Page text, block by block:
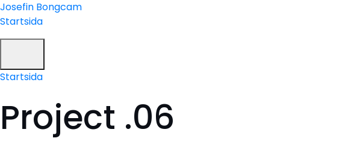
Hoppa
till
innehåll
Josefin Bongcam
Startsida
Meny
Startsida
Project .06